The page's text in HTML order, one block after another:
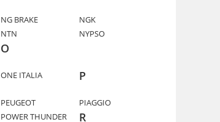
NG BRAKE
NGK
NTN
NYPSO
O
ONE ITALIA P
PEUGEOT
PIAGGIO
POWER THUNDER
R